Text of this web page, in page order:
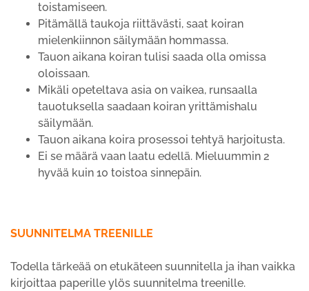
toistamiseen.
Pitämällä taukoja riittävästi, saat koiran
mielenkiinnon säilymään hommassa.
Tauon aikana koiran tulisi saada olla omissa
oloissaan.
Mikäli opeteltava asia on vaikea, runsaalla
tauotuksella saadaan koiran yrittämishalu
säilymään.
Tauon aikana koira prosessoi tehtyä harjoitusta.
Ei se määrä vaan laatu edellä. Mieluummin 2
hyvää kuin 10 toistoa sinnepäin.
SUUNNITELMA TREENILLE
Todella tärkeää on etukäteen suunnitella ja ihan vaikka
kirjoittaa paperille ylös suunnitelma treenille.